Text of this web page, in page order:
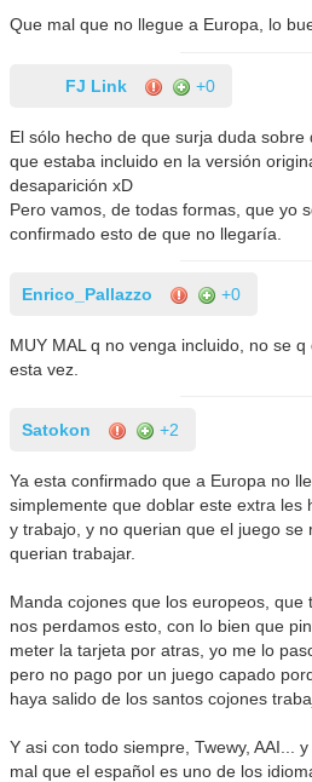
Que mal que no llegue a Europa, lo
FJ Link +0
El sólo hecho de que surja duda
que estaba incluido en la versión
desaparición xD
Pero vamos, de todas formas, que yo
confirmado esto de que no llegaría.
Enrico_Pallazzo +0
MUY MAL q no venga incluido, no se
esta vez.
Satokon +2
Ya esta confirmado que a Europa no
simplemente que doblar este extra les
y trabajo, y no querian que el juego se
querian trabajar.
Manda cojones que los europeos, que
nos perdamos esto, con lo bien que
meter la tarjeta por atras, yo me lo
pero no pago por un juego capado
haya salido de los santos cojones
Y asi con todo siempre, Twewy, AAI...
mal que el español es uno de los